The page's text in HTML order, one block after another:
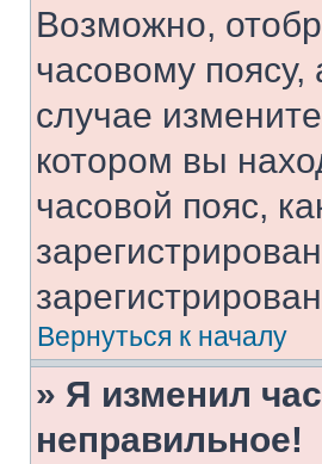
Возможно,
часовому
случае
котором вы
часовой пояс,
Вернуться к началу
» Я изменил
неправильное!